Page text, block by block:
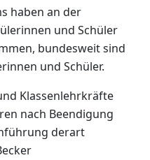
haben an der
und Schüler
bundesweit sind
und Schüler.
Klassenlehrkräfte
nach Beendigung
derart